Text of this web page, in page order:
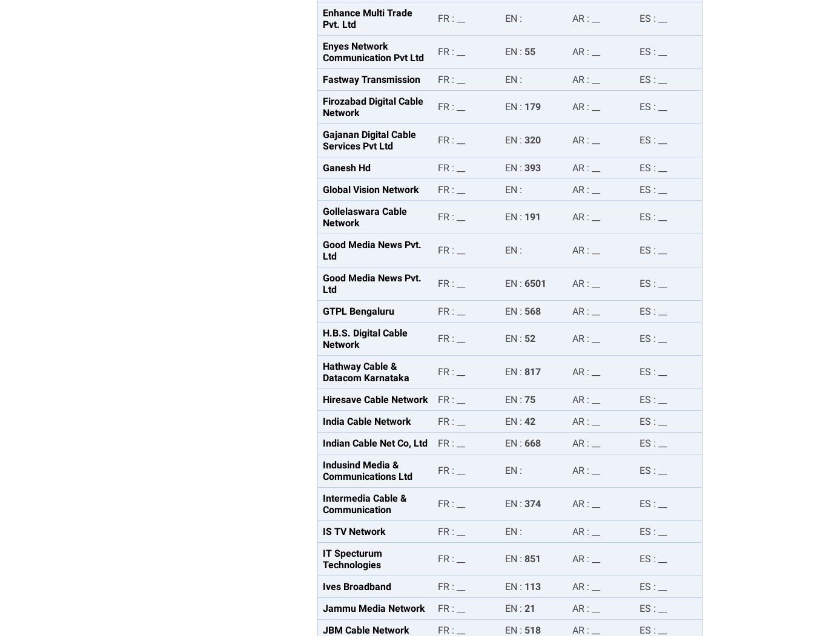
Enhance Multi Trade
Pvt. Ltd
FR : EN : AR : ES :
Enyes Network
Communication Pvt Ltd
FR : EN : 55 AR : ES :
Fastway Transmission FR : EN : AR : ES :
Firozabad Digital Cable
Network
FR : EN : 179 AR : ES :
Gajanan Digital Cable
Services Pvt Ltd
FR : EN : 320 AR : ES :
Ganesh Hd FR : EN : 393 AR : ES :
Global Vision Network
FR : EN : AR : ES :
Gollelaswara Cable
Network
FR : EN : 191 AR : ES :
Good Media News Pvt.
Ltd
FR : EN : AR : ES :
Good Media News Pvt.
Ltd
FR : EN : 6501 AR : ES :
GTPL Bengaluru FR : EN : 568 AR : ES :
H.B.S. Digital Cable
Network
FR : EN : 52 AR : ES :
Hathway Cable &
Datacom Karnataka
FR : EN : 817 AR : ES :
Hiresave Cable Network FR : EN : 75 AR : ES :
India Cable Network
FR : EN : 42 AR : ES :
Indian Cable Net Co, Ltd
FR : EN : 668 AR : ES :
Indusind Media &
Communications Ltd
FR : EN : AR : ES :
Intermedia Cable &
Communication
FR : EN : 374 AR : ES :
IS TV Network FR : EN : AR : ES :
IT Specturum
Technologies
FR : EN : 851 AR : ES :
Ives Broadband FR : EN : 113 AR : ES :
Jammu Media Network
FR : EN : 21 AR : ES :
JBM Cable Network
FR : EN : 518 AR : ES :